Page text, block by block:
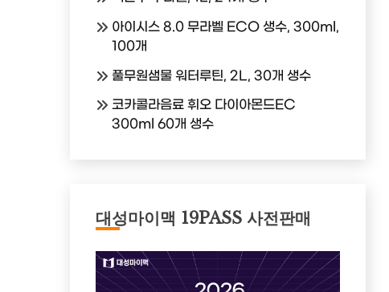
아이시스 8.0 무라벨 ECO 생수, 300ml,
100개
풀무원샘물 워터루틴, 2L, 30개 생수
코카콜라음료 휘오 다이아몬드EC
300ml 60개 생수
대성마이맥 19PASS 사전판매